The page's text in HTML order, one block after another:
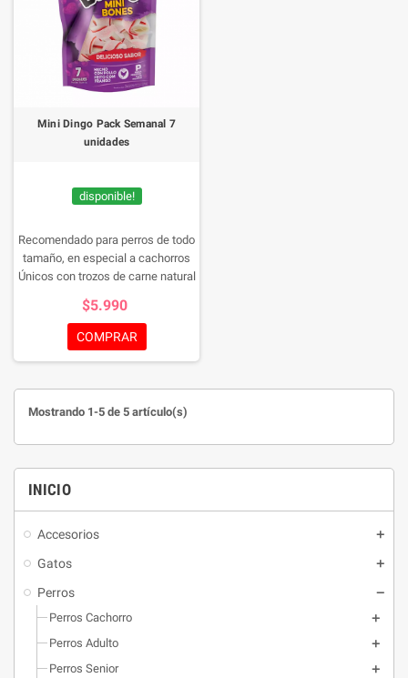
INICIO
Accesorios
Gatos
Perros
Perros Cachorro
Perros Adulto
Perros Senior
Mini Dingo Pack Semanal 7
unidades
disponible!
Recomendado para perros de todo
tamaño, en especial a cachorros
Únicos con trozos de carne natural
mantener la salud dental de su
perro, fortaleciendola y
previniendo la formacion de sarro.
$5.990
COMPRAR
Mostrando 1-5 de 5 artículo(s)